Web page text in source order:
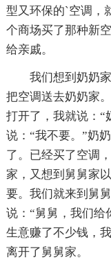
型又环保的`空调，
个商场买了那种新
给亲戚。
我们想到奶奶家
把空调送去奶奶家
打开了，我就说：“
说：“我不要。”奶
了。已经买了空调
家，又想到舅舅家
要。我们就来到舅
说：“舅舅，我们给
生意赚了不少钱，
离开了舅舅家。